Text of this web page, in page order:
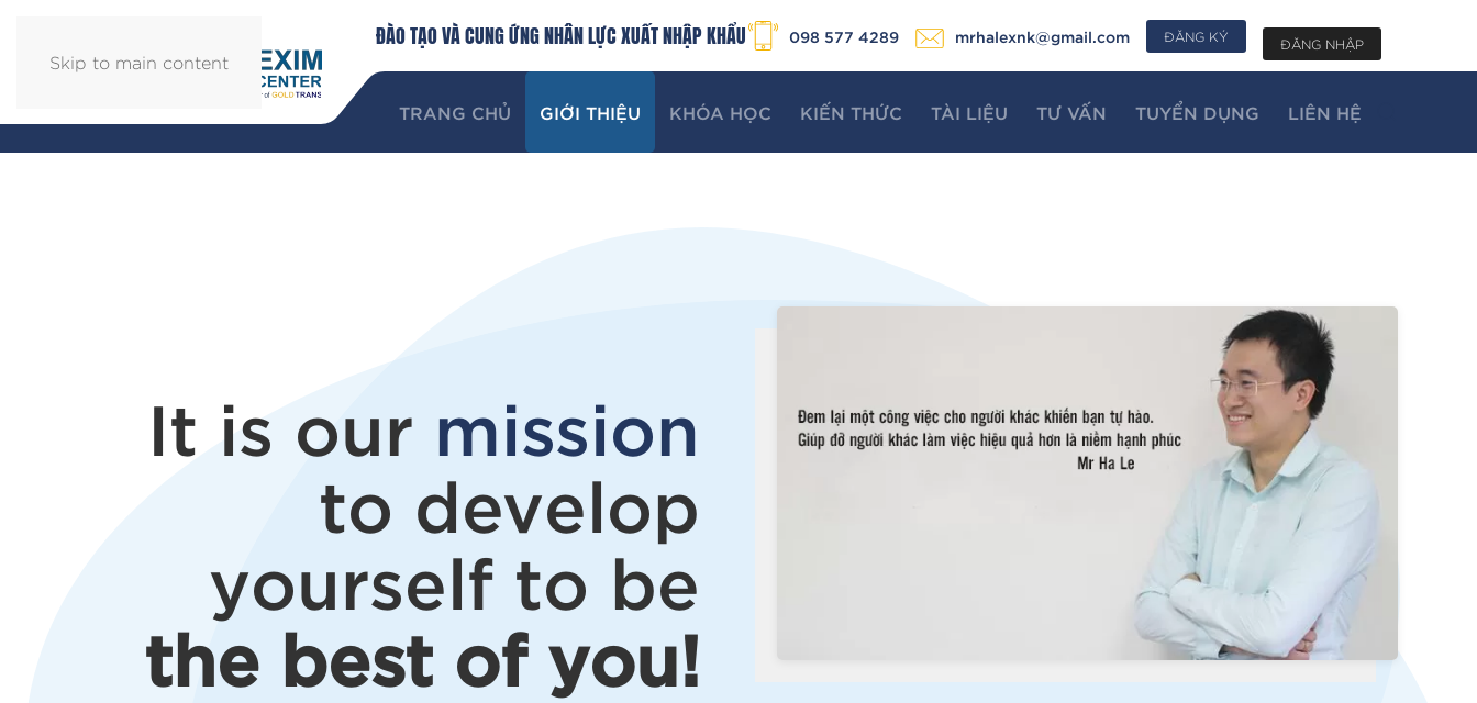
Skip to main content
ĐÀO TẠO VÀ CUNG ỨNG NHÂN LỰC XUẤT NHẬP KHẨU 098 577 4289 mrhalexnk@gmail.com ĐĂNG KÝ ĐĂNG NHẬP
TRANG CHỦ GIỚI THIỆU KHÓA HỌC KIẾN THỨC TÀI LIỆU TƯ VẤN TUYỂN DỤNG LIÊN HỆ
It is our mission
to develop
yourself to be
the best of you!